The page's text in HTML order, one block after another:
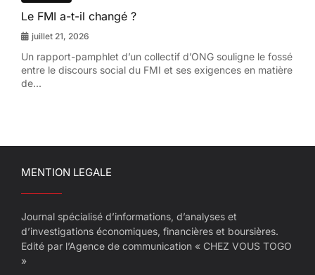
Le FMI a-t-il changé ?
juillet 21, 2026
Un rapport-pamphlet d’un collectif d’ONG souligne le fossé
entre le discours social du FMI et ses exigences en matière
de...
MENTION LEGALE
Journal spécialisé d’informations, d’analyses et
d’investigations économiques, financières et boursières.
Edité par l’Agence de communication « CHEZ VOUS TOGO
»